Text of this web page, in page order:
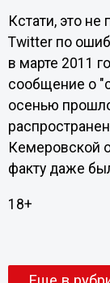
Кстати, это не
Twitter по
в марте 2011
сообщение о
осенью
Кемеровской
факту даже
18+